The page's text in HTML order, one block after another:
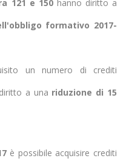
121 e 150hanno diritto a
formativo 2017-
un numero di crediti
a una riduzione di 15
è possibile acquisire crediti